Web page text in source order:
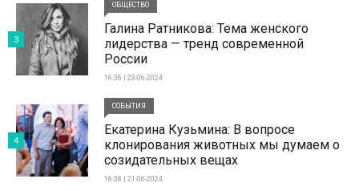
ОБЩЕСТВО
Галина Ратникова: Тема женского
лидерства — тренд современной
России
16:36 | 23-06-2024
3
СОБЫТИЯ
Екатерина Кузьмина: В вопросе
клонирования животных мы думаем о
созидательных вещах
16:38 | 21-06-2024
4